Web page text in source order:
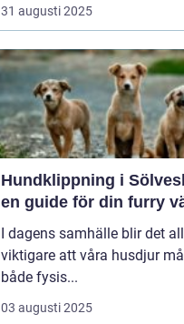
31 augusti 2025
Hundklippning i
en guide för din furry
I dagens samhälle blir det
viktigare att våra husdjur
både fysis...
03 augusti 2025